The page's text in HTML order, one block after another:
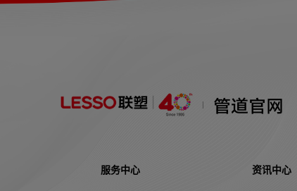
管道官网
服务中心 资讯中心